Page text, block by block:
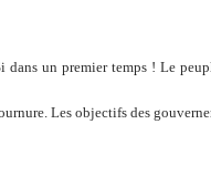
dans un premier temps ! Le
Les objectifs des